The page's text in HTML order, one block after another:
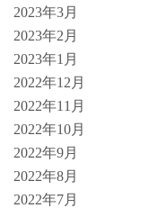
2023年3月
2023年2月
2023年1月
2022年12月
2022年11月
2022年10月
2022年9月
2022年8月
2022年7月